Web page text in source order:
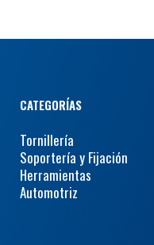
CATEGORÍAS
Tornillería
Soportería y Fijación
Herramientas
Automotriz